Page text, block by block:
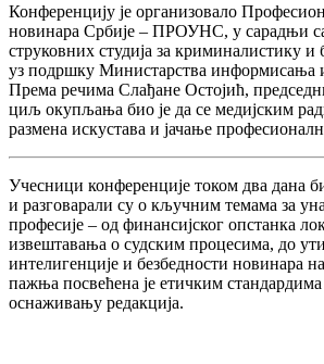
Конференцију је организовало
новинара Србије – ПРОУНС, у сарадњи
струковних студија за криминалистику
уз подршку Министарства информисања
Према речима Слађане Остојић,
циљ окупљања био је да се медијским
размена искустава и јачање
Учесници конференције током два дана
и разговарали су о кључним темама за
професије – од финансијског опстанка
извештавања о судским процесима, до
интелигенције и безбедности новинара
пажња посвећена је етичким
оснаживању редакција.